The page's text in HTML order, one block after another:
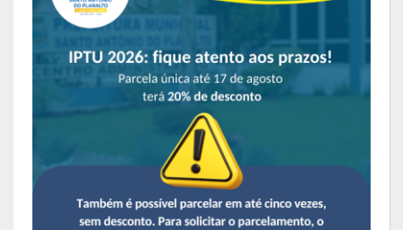
Obras e Viação
Saúde e Assistência Social
Desenvolvimento, Indústria, Comércio, Turismo, Trânsito e
Serviços Urbanos
Cultura e Turismo
Calendário de Eventos